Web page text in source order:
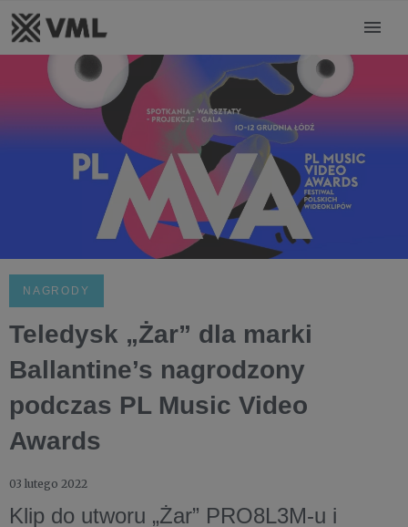
NAGRODY
Teledysk „Żar” dla marki
Ballantine’s nagrodzony
podczas PL Music Video
Awards
03 lutego 2022
Klip do utworu „Żar” PRO8L3M-u i